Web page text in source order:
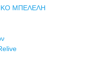
ΜΠΕΛΕΛΗ